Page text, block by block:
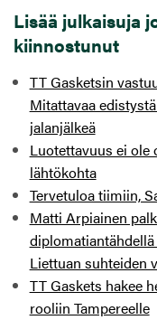
Lisää julkaisuja
kiinnostunut
TT Gasketsin
Mitattavaa
jalanjälkeä
Luotettavuus ei ole
lähtökohta
Tervetuloa tiimiin,
Matti Arpiainen
Liettuan suhteiden
TT Gaskets hakee
rooliin Tampereelle